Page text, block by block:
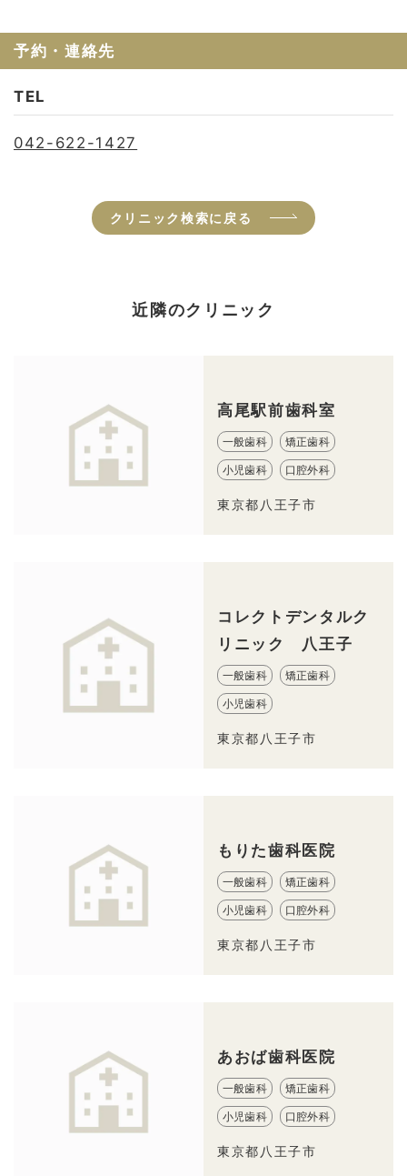
予約・連絡先
TEL
042-622-1427
クリニック検索に戻る
近隣のクリニック
高尾駅前歯科室
一般歯科 矯正歯科
小児歯科 口腔外科
東京都八王子市
コレクトデンタルク
リニック 八王子
一般歯科 矯正歯科
小児歯科
東京都八王子市
もりた歯科医院
一般歯科 矯正歯科
小児歯科 口腔外科
東京都八王子市
あおば歯科医院
一般歯科 矯正歯科
小児歯科 口腔外科
東京都八王子市